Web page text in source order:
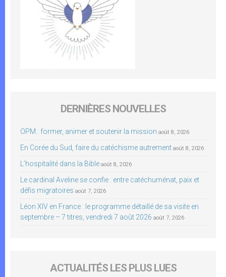
DERNIÈRES NOUVELLES
OPM : former, animer et soutenir la mission août 8, 2026
En Corée du Sud, faire du catéchisme autrement août 8, 2026
L’hospitalité dans la Bible août 8, 2026
Le cardinal Aveline se confie : entre catéchuménat, paix et
défis migratoires août 7, 2026
Léon XIV en France : le programme détaillé de sa visite en
septembre – 7 titres, vendredi 7 août 2026 août 7, 2026
ACTUALITÉS LES PLUS LUES